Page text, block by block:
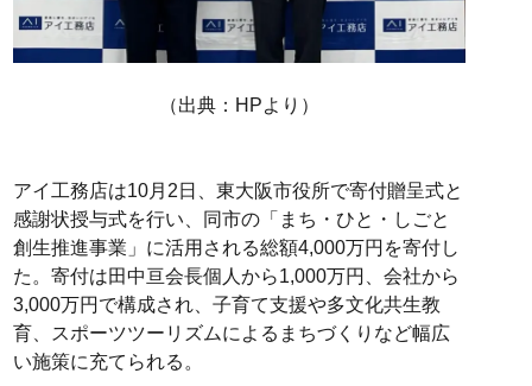
（出典：HPより）
アイ工務店は10月2日、東大阪市役所で寄付贈呈式と
感謝状授与式を行い、同市の「まち・ひと・しごと
創生推進事業」に活用される総額4,000万円を寄付し
た。寄付は田中亘会長個人から1,000万円、会社から
3,000万円で構成され、子育て支援や多文化共生教
育、スポーツツーリズムによるまちづくりなど幅広
い施策に充てられる。